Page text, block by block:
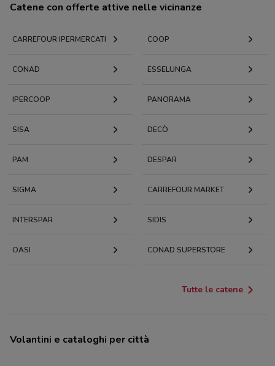
Catene con offerte attive nelle vicinanze
CARREFOUR IPERMERCATI COOP
CONAD ESSELUNGA
IPERCOOP PANORAMA
SISA DECÒ
PAM DESPAR
SIGMA CARREFOUR MARKET
INTERSPAR SIDIS
OASI CONAD SUPERSTORE
Tutte le catene
Volantini e cataloghi per città